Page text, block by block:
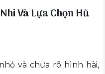
Và Lựa Chọn Hũ
và chưa rõ hình hài,